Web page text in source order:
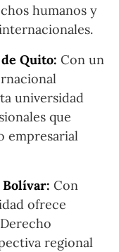
humanos y
Quito: Con un
universidad
que
empresarial
Con
ofrece
regional